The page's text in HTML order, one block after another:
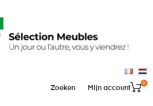
0
Mijn account
Zoeken